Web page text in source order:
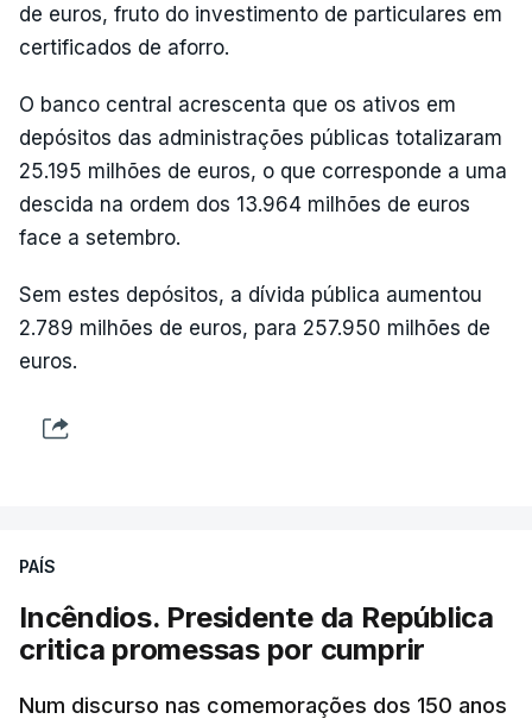
de euros, fruto do investimento de particulares em
certificados de aforro.
O banco central acrescenta que os ativos em
depósitos das administrações públicas totalizaram
25.195 milhões de euros, o que corresponde a uma
descida na ordem dos 13.964 milhões de euros
face a setembro.
Sem estes depósitos, a dívida pública aumentou
2.789 milhões de euros, para 257.950 milhões de
euros.
PAÍS
Incêndios. Presidente da República
critica promessas por cumprir
Num discurso nas comemorações dos 150 anos